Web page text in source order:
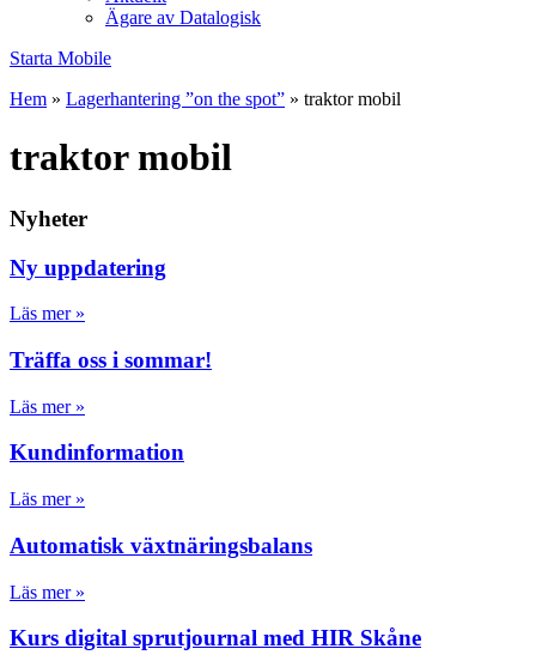
Ägare av Datalogisk
Starta Mobile
Hem » Lagerhantering ”on the spot” » traktor mobil
traktor mobil
Nyheter
Ny uppdatering
Läs mer »
Träffa oss i sommar!
Läs mer »
Kundinformation
Läs mer »
Automatisk växtnäringsbalans
Läs mer »
Kurs digital sprutjournal med HIR Skåne